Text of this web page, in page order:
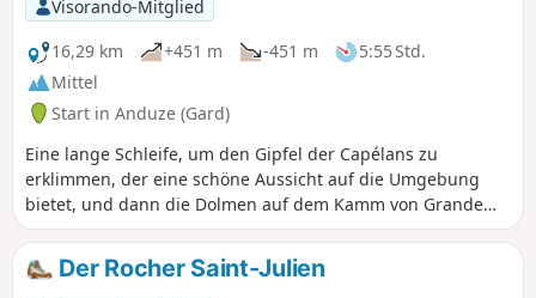
Visorando-Mitglied
16,29 km
+451 m -451 m
5:55 Std.
Mittel
Start in Anduze (Gard)
Eine lange Schleife, um den Gipfel der Capélans zu
erklimmen, der eine schöne Aussicht auf die Umgebung
bietet, und dann die Dolmen auf dem Kamm von Grande
Pallières und den weiter unten gelegenen Dolmen von
Panissière zu entdecken. Rückweg durch ruhige Viertel von
Anduze.Der Rocher Saint-Julien